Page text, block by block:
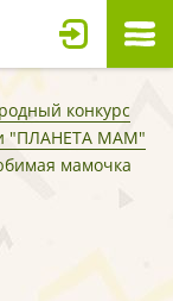
конкурс
"ПЛАНЕТА МАМ"
мамочка